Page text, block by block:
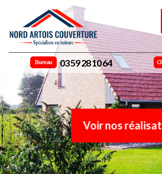
Bureau 03 59 28 10 64
Voir nos